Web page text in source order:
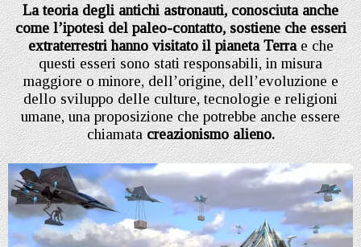
La teoria degli antichi astronauti, conosciuta anche
come l’ipotesi del paleo-contatto, sostiene che esseri
extraterrestri hanno visitato il pianeta Terrae che
questi esseri sono stati responsabili, in misura
maggiore o minore, dell’origine, dell’evoluzione e
dello sviluppo delle culture, tecnologie e religioni
umane, una proposizione che potrebbe anche essere
chiamatacreazionismo alieno.